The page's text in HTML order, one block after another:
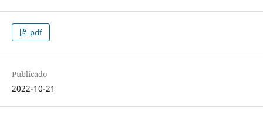
pdf
Publicado
2022-10-21